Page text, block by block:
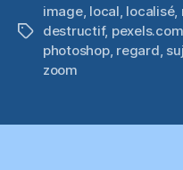
Étiquettes
image, local, localisé,
destructif, pexels.com
photoshop, regard,
zoom